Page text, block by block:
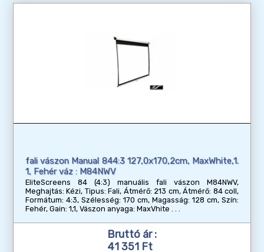
fali vászon Manual 844:3 127,0x170,2cm, MaxWhite,1.
1, Fehér váz : M84NWV
EliteScreens 84 (4:3) manuális fali vászon M84NWV,
Meghajtás: Kézi, Tipus: Fali, Átmérő: 213 cm, Átmérő: 84 coll,
Formátum: 4:3, Szélesség: 170 cm, Magasság: 128 cm, Szín:
Fehér, Gain: 1,1, Vászon anyaga: MaxVhite
Bruttó ár :
41 351 Ft